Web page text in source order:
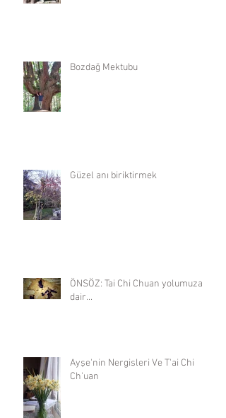
Bozdağ Mektubu
Güzel anı biriktirmek
ÖNSÖZ: Tai Chi Chuan yolumuza
dair...
Ayşe'nin Nergisleri Ve T'ai Chi
Ch'uan